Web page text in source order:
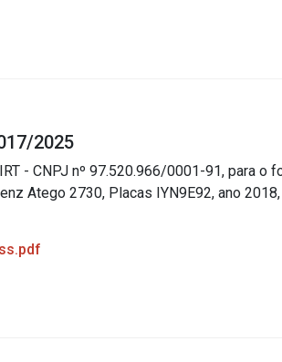
2025
- CNPJ nº 97.520.966/0001-91, para o
Atego 2730, Placas IYN9E92, ano